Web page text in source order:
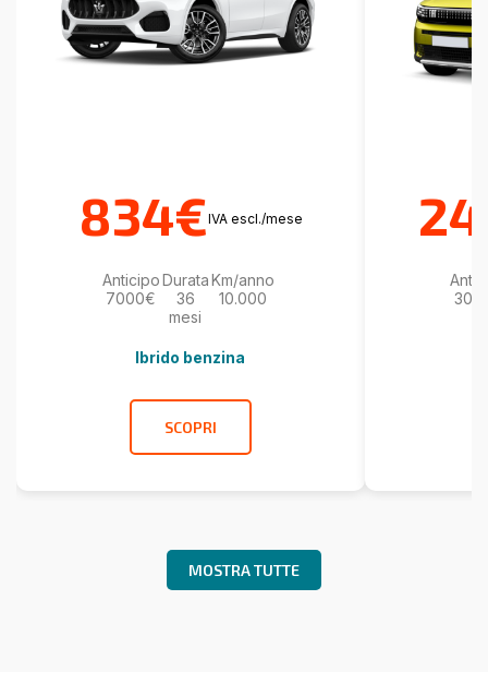
834€IVA escl./mese
Anticipo
7000€
Durata
36
mesi
Km/anno
10.000
Ibrido benzina
SCOPRI
MOSTRA TUTTE